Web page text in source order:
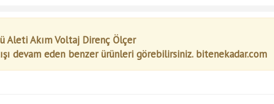
Akım Voltaj Direnç Ölçer
devam eden benzer ürünleri görebilirsiniz. bitenekadar.com